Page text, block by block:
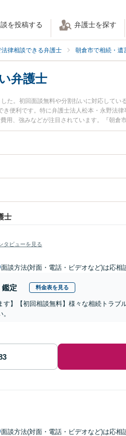
を投稿する 弁護士を探す
律相談できる弁護士 朝倉市で相続・遺
弁護士
た。初回面談無料や分割払いに対応して
便利です。特に弁護士法人松本・永野法
用、強みなどが注目されています。『朝
豊富な近くの弁護士を検索したい』『初
士
タビューを見る
面談方法(対面・電話・ビデオなど)は応相
鑑定 料金表を見る
す】【初回相談無料】様々な相続トラ
面談方法(対面・電話・ビデオなど)は応相